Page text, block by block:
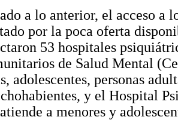
a lo anterior, el acceso a
por la poca oferta
53 hospitales
de Salud Mental
adolescentes, personas
y el Hospital
a menores y